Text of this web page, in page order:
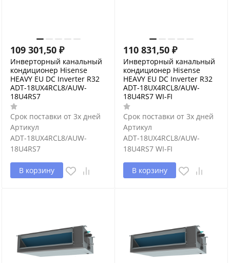
109 301,50 ₽
Инверторный канальный
кондиционер Hisense
HEAVY EU DC Inverter R32
ADT-18UX4RCL8/AUW-
18U4RS7
Срок поставки от 3х дней
Артикул
ADT-18UX4RCL8/AUW-
18U4RS7
В корзину
110 831,50 ₽
Инверторный канальный
кондиционер Hisense
HEAVY EU DC Inverter R32
ADT-18UX4RCL8/AUW-
18U4RS7 WI-FI
Срок поставки от 3х дней
Артикул
ADT-18UX4RCL8/AUW-
18U4RS7 WI-FI
В корзину